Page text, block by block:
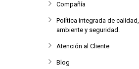
Compañía
PolÍtica integrada de calidad,
ambiente y seguridad.
Atención al Cliente
Blog